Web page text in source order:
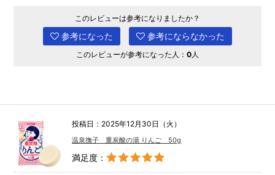
このレビューは参考になりましたか？
参考になった 参考にならなかった
このレビューが参考になった人： 0 人
投稿日：2025年12月30日（火）
温泉撫子 重炭酸の湯 りんご 50g
満足度：